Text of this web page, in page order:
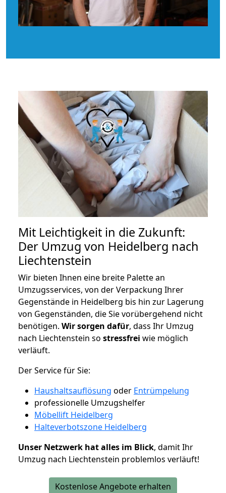
Mit Leichtigkeit in die Zukunft:
Der Umzug von Heidelberg nach
Liechtenstein
Wir bieten Ihnen eine breite Palette an
Umzugsservices, von der Verpackung Ihrer
Gegenstände in Heidelberg bis hin zur Lagerung
von Gegenständen, die Sie vorübergehend nicht
benötigen. Wir sorgen dafür, dass Ihr Umzug
nach Liechtenstein so stressfrei wie möglich
verläuft.
Der Service für Sie:
Haushaltsauflösung oder Entrümpelung
professionelle Umzugshelfer
Möbellift Heidelberg
Halteverbotszone Heidelberg
Unser Netzwerk hat alles im Blick, damit Ihr
Umzug nach Liechtenstein problemlos verläuft!
Kostenlose Angebote erhalten